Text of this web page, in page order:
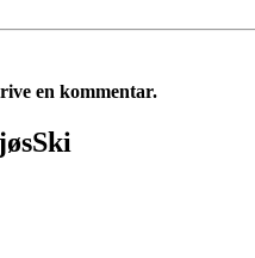
en kommentar.